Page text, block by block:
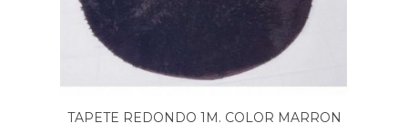
TAPETE REDONDO 1M. COLOR MARRON